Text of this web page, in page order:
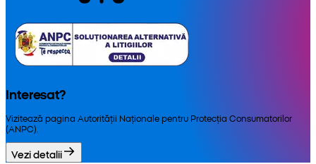
Interesat?
Vizitează pagina Autorității Naționale pentru Protecția Consumatorilor
(ANPC).
Vezi detalii